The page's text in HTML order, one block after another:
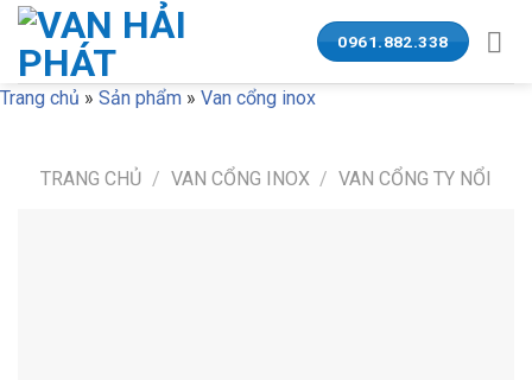
Skip
content
0961.882.338
Trang chủ » Sản phẩm » Van cổng inox
TRANG CHỦ / VAN CỔNG INOX / VAN CỔNG TY NỔI